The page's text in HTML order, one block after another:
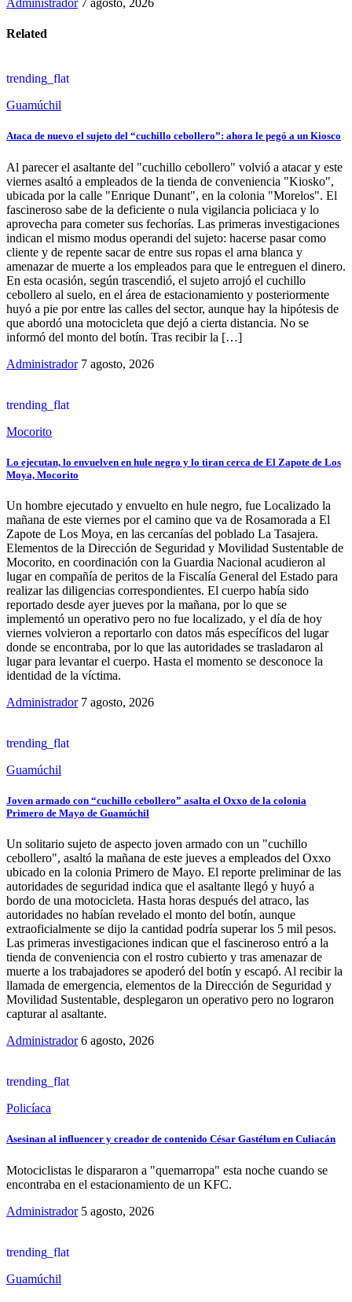
Related
trending_flat
Guamúchil
Ataca de nuevo el sujeto del “cuchillo cebollero”: ahora le pegó a un Kiosco
Al parecer el asaltante del "cuchillo cebollero" volvió a atacar y este
viernes asaltó a empleados de la tienda de conveniencia "Kiosko",
ubicada por la calle "Enrique Dunant", en la colonia "Morelos". El
fascineroso sabe de la deficiente o nula vigilancia policiaca y lo
aprovecha para cometer sus fechorías. Las primeras investigaciones
indican el mismo modus operandi del sujeto: hacerse pasar como
cliente y de repente sacar de entre sus ropas el arna blanca y
amenazar de muerte a los empleados para que le entreguen el dinero.
En esta ocasión, según trascendió, el sujeto arrojó el cuchillo
cebollero al suelo, en el área de estacionamiento y posteriormente
huyó a pie por entre las calles del sector, aunque hay la hipótesis de
que abordó una motocicleta que dejó a cierta distancia. No se
informó del monto del botín. Tras recibir la […]
Administrador 7 agosto, 2026
trending_flat
Mocorito
Lo ejecutan, lo envuelven en hule negro y lo tiran cerca de El Zapote de Los
Moya, Mocorito
Un hombre ejecutado y envuelto en hule negro, fue Localizado la
mañana de este viernes por el camino que va de Rosamorada a El
Zapote de Los Moya, en las cercanías del poblado La Tasajera.
Elementos de la Dirección de Seguridad y Movilidad Sustentable de
Mocorito, en coordinación con la Guardia Nacional acudieron al
lugar en compañía de peritos de la Fiscalía General del Estado para
realizar las diligencias correspondientes. El cuerpo había sido
reportado desde ayer jueves por la mañana, por lo que se
implementó un operativo pero no fue localizado, y el día de hoy
viernes volvieron a reportarlo con datos más específicos del lugar
donde se encontraba, por lo que las autoridades se trasladaron al
lugar para levantar el cuerpo. Hasta el momento se desconoce la
identidad de la víctima.
Administrador 7 agosto, 2026
trending_flat
Guamúchil
Joven armado con “cuchillo cebollero” asalta el Oxxo de la colonia
Primero de Mayo de Guamúchil
Un solitario sujeto de aspecto joven armado con un "cuchillo
cebollero", asaltó la mañana de este jueves a empleados del Oxxo
ubicado en la colonia Primero de Mayo. El reporte preliminar de las
autoridades de seguridad indica que el asaltante llegó y huyó a
bordo de una motocicleta. Hasta horas después del atraco, las
autoridades no habían revelado el monto del botín, aunque
extraoficialmente se dijo la cantidad podría superar los 5 mil pesos.
Las primeras investigaciones indican que el fascineroso entró a la
tienda de conveniencia con el rostro cubierto y tras amenazar de
muerte a los trabajadores se apoderó del botín y escapó. Al recibir la
llamada de emergencia, elementos de la Dirección de Seguridad y
Movilidad Sustentable, desplegaron un operativo pero no lograron
capturar al asaltante.
Administrador 6 agosto, 2026
trending_flat
Policíaca
Asesinan al influencer y creador de contenido César Gastélum en Culiacán
Motociclistas le dispararon a "quemarropa" esta noche cuando se
encontraba en el estacionamiento de un KFC.
Administrador 5 agosto, 2026
trending_flat
Guamúchil